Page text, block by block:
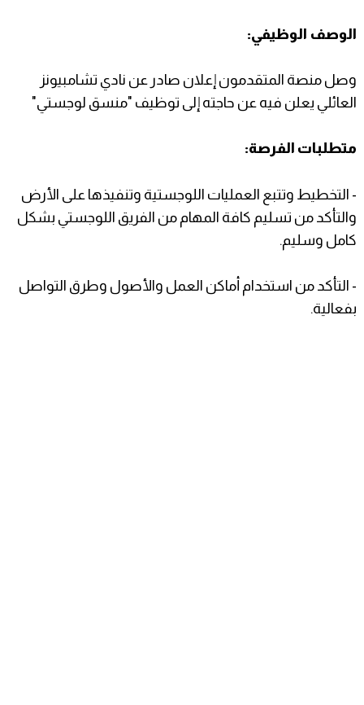
الوصف الوظيفي:
وصل منصة المتقدمون إعلان صادر عن نادي تشامبيونز
العائلي يعلن فيه عن حاجته إلى توظيف "منسق لوجستي"
متطلبات الفرصة:
- التخطيط وتتبع العمليات اللوجستية وتنفيذها على الأرض
والتأكد من تسليم كافة المهام من الفريق اللوجستي بشكل
كامل وسليم.
- التأكد من استخدام أماكن العمل والأصول وطرق التواصل
بفعالية.